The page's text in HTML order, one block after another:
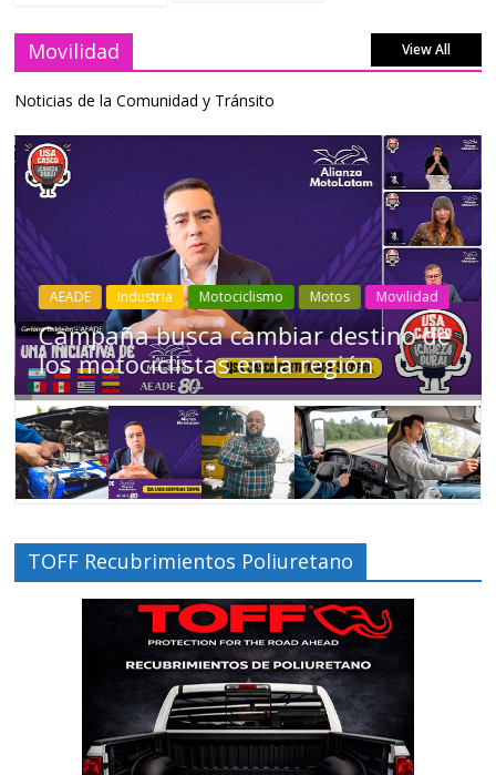
Movilidad View All
Noticias de la Comunidad y Tránsito
Industria Movilidad Transporte Varios
Choferes profesionales mantienen a
Ecuador en movimiento
TOFF Recubrimientos Poliuretano